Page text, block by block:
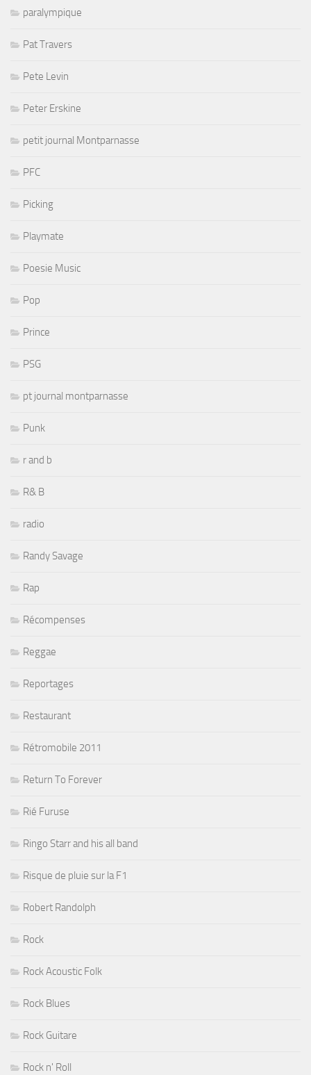
paralympique
Pat Travers
Pete Levin
Peter Erskine
petit journal Montparnasse
PFC
Picking
Playmate
Poesie Music
Pop
Prince
PSG
pt journal montparnasse
Punk
r and b
R& B
radio
Randy Savage
Rap
Récompenses
Reggae
Reportages
Restaurant
Rétromobile 2011
Return To Forever
Rié Furuse
Ringo Starr and his all band
Risque de pluie sur la F1
Robert Randolph
Rock
Rock Acoustic Folk
Rock Blues
Rock Guitare
Rock n' Roll